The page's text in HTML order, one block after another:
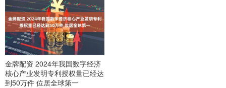
金牌配资 2024年我国数字经济
核心产业发明专利授权量已经达
到50万件 位居全球第一